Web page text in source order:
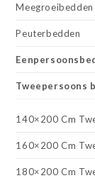
Meegroeibedden
Peuterbedden
Tweepersoons
140×200 Cm
160×200 Cm
180×200 Cm